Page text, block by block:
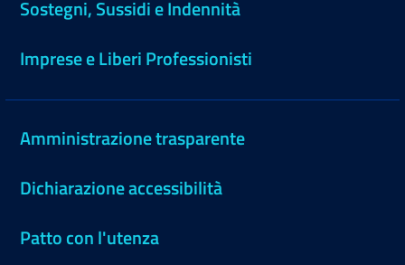
Sostegni, Sussidi e Indennità
Imprese e Liberi Professionisti
Amministrazione trasparente
Dichiarazione accessibilità
Patto con l'utenza